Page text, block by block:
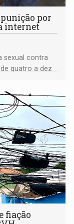
punição por
internet
sexual contra
quatro a dez
fiação